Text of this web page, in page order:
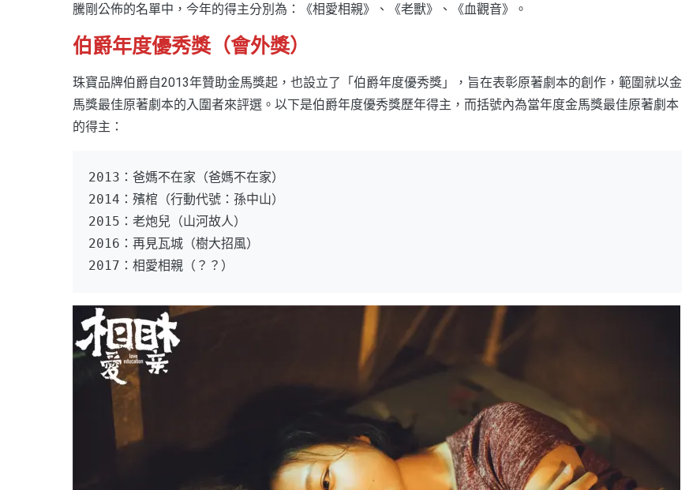
騰剛公佈的名單中，今年的得主分別為：《相愛相親》、《老獸》、《血觀音》。
伯爵年度優秀獎（會外獎）
珠寶品牌伯爵自2013年贊助金馬獎起，也設立了「伯爵年度優秀獎」，旨在表彰原著劇本的創作，範圍就以金
馬獎最佳原著劇本的入圍者來評選。以下是伯爵年度優秀獎歷年得主，而括號內為當年度金馬獎最佳原著劇本
的得主：
2013：爸媽不在家（爸媽不在家）
2014：殯棺（行動代號：孫中山）
2015：老炮兒（山河故人）
2016：再見瓦城（樹大招風）
2017：相愛相親（？？）